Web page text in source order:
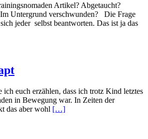
Artikel? Abgetaucht?
Untergrund verschwunden? Die Frage
jeder selbst beantworten. Das ist ja das
euch erzählen, dass ich trotz Kind letztes
in Bewegung war. In Zeiten der
das aber wohl […]